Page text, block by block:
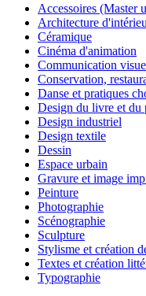
Accessoires (Master
Architecture
Céramique
Cinéma d'animation
Communication
Conservation,
Danse et pratiques
Design du livre et du
Design industriel
Design textile
Dessin
Espace urbain
Gravure et image
Peinture
Photographie
Scénographie
Sculpture
Stylisme et création
Textes et création
Typographie